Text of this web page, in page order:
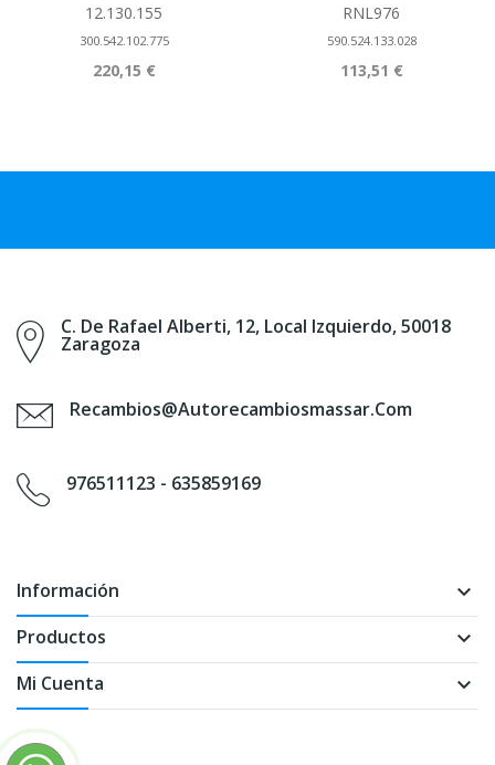
12.130.155
300.542.102.775
220,15 €
RNL976
590.524.133.028
113,51 €
C. De Rafael Alberti, 12, Local Izquierdo, 50018
Zaragoza
Recambios@autorecambiosmassar.com
976511123 - 635859169
Información keyboard_arrow_down
Productos keyboard_arrow_down
Mi Cuenta keyboard_arrow_down